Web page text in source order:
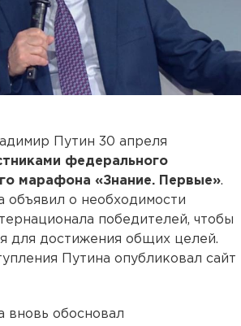
Путин 30 апреля
федерального
марафона «Знание. Первые».
объявил о необходимости
победителей, чтобы
для достижения общих целей.
Путина опубликовал сайт
вновь обосновал